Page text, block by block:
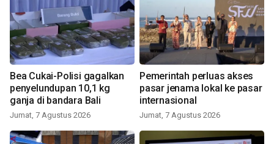
Bea Cukai-Polisi gagalkan
penyelundupan 10,1 kg
ganja di bandara Bali
Jumat, 7 Agustus 2026
Pemerintah perluas akses
pasar jenama lokal ke pasar
internasional
Jumat, 7 Agustus 2026